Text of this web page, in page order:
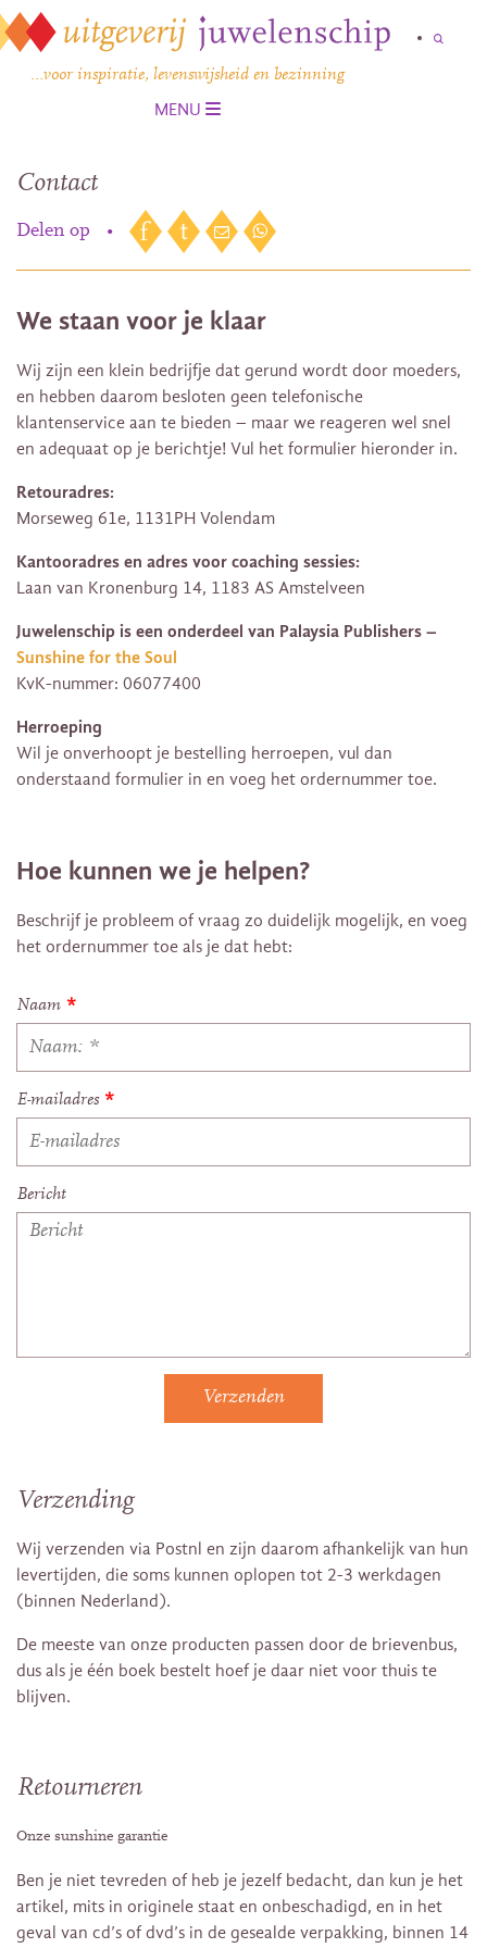
…voor inspiratie, levenswijsheid en bezinning
MENU
Contact
Delen op •
We staan voor je klaar
Wij zijn een klein bedrijfje dat gerund wordt door moeders,
en hebben daarom besloten geen telefonische
klantenservice aan te bieden – maar we reageren wel snel
en adequaat op je berichtje! Vul het formulier hieronder in.
Retouradres:
Morseweg 61e, 1131PH Volendam
Kantooradres en adres voor coaching sessies:
Laan van Kronenburg 14, 1183 AS Amstelveen
Juwelenschip is een onderdeel van Palaysia Publishers –
Sunshine for the Soul
KvK-nummer: 06077400
Herroeping
Wil je onverhoopt je bestelling herroepen, vul dan
onderstaand formulier in en voeg het ordernummer toe.
Hoe kunnen we je helpen?
Beschrijf je probleem of vraag zo duidelijk mogelijk, en voeg
het ordernummer toe als je dat hebt:
Naam *
E-mailadres *
Bericht
Verzending
Wij verzenden via Postnl en zijn daarom afhankelijk van hun
levertijden, die soms kunnen oplopen tot 2-3 werkdagen
(binnen Nederland).
De meeste van onze producten passen door de brievenbus,
dus als je één boek bestelt hoef je daar niet voor thuis te
blijven.
Retourneren
Onze sunshine garantie
Ben je niet tevreden of heb je jezelf bedacht, dan kun je het
artikel, mits in originele staat en onbeschadigd, en in het
geval van cd’s of dvd’s in de gesealde verpakking, binnen 14